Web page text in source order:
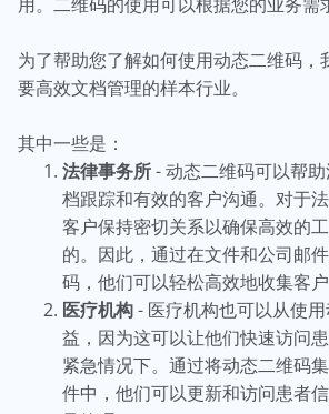
为了帮助您了解如何使用动态二维码，
要高效文档管理的样本行业。
其中一些是：
法律事务所- 动态二维码可以帮
档跟踪和有效的客户沟通。对于
客户保持密切关系以确保高效的
的。因此，通过在文件和公司邮
码，他们可以轻松高效地收集客户
医疗机构- 医疗机构也可以从使
益，因为这可以让他们快速访问
紧急情况下。通过将动态二维码
件中，他们可以更新和访问患者